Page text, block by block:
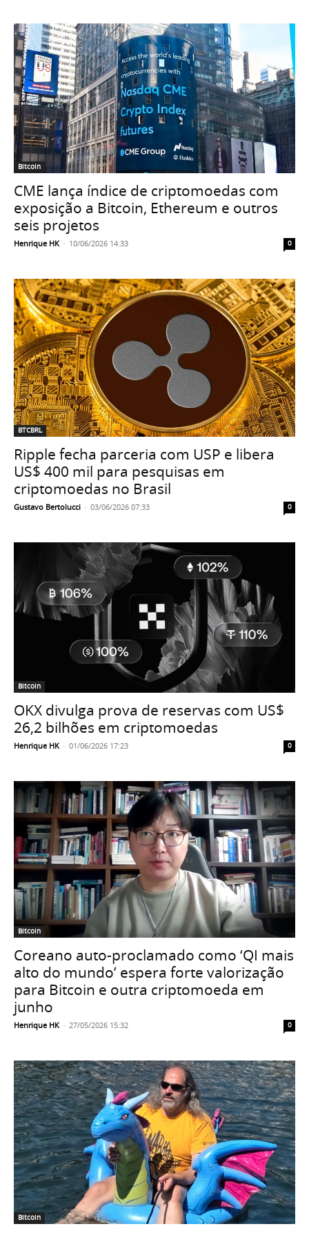
Bitcoin
CME lança índice de criptomoedas com
exposição a Bitcoin, Ethereum e outros
seis projetos
Henrique HK - 10/06/2026 14:33 0
BTCBRL
Ripple fecha parceria com USP e libera
US$ 400 mil para pesquisas em
criptomoedas no Brasil
Gustavo Bertolucci - 03/06/2026 07:33 0
Bitcoin
OKX divulga prova de reservas com US$
26,2 bilhões em criptomoedas
Henrique HK - 01/06/2026 17:23 0
Bitcoin
Coreano auto-proclamado como ‘QI mais
alto do mundo’ espera forte valorização
para Bitcoin e outra criptomoeda em
junho
Henrique HK - 27/05/2026 15:32 0
Bitcoin